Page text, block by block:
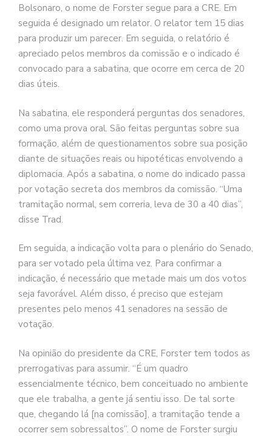
Bolsonaro, o nome de Forster segue para a CRE. Em
seguida é designado um relator. O relator tem 15 dias
para produzir um parecer. Em seguida, o relatório é
apreciado pelos membros da comissão e o indicado é
convocado para a sabatina, que ocorre em cerca de 20
dias úteis.
Na sabatina, ele responderá perguntas dos senadores,
como uma prova oral. São feitas perguntas sobre sua
formação, além de questionamentos sobre sua posição
diante de situações reais ou hipotéticas envolvendo a
diplomacia. Após a sabatina, o nome do indicado passa
por votação secreta dos membros da comissão. “Uma
tramitação normal, sem correria, leva de 30 a 40 dias”,
disse Trad.
Em seguida, a indicação volta para o plenário do Senado,
para ser votado pela última vez. Para confirmar a
indicação, é necessário que metade mais um dos votos
seja favorável. Além disso, é preciso que estejam
presentes pelo menos 41 senadores na sessão de
votação.
Na opinião do presidente da CRE, Forster tem todos as
prerrogativas para assumir. “É um quadro
essencialmente técnico, bem conceituado no ambiente
que ele trabalha, a gente já sentiu isso. De tal sorte
que, chegando lá [na comissão], a tramitação tende a
ocorrer sem sobressaltos”. O nome de Forster surgiu